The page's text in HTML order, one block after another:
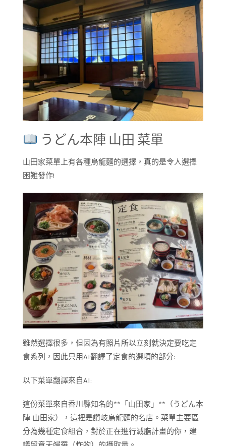
うどん本陣 山田 菜單
山田家菜單上有各種烏龍麵的選擇，真的是令人選擇
困難發作!
雖然選擇很多，但因為有照片所以立刻就決定要吃定
食系列，因此只用AI翻譯了定食的選項的部分:
以下菜單翻譯來自AI:
這份菜單來自香川縣知名的**「山田家」**（うどん本
陣 山田家），這裡是讚岐烏龍麵的名店。菜單主要區
分為幾種定食組合，對於正在進行減脂計畫的你，建